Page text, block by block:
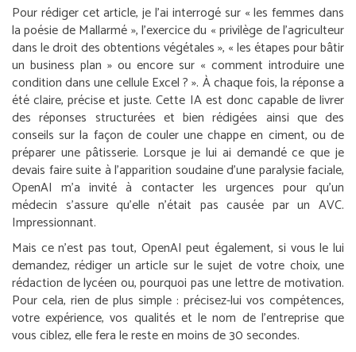
Pour rédiger cet article, je l’ai interrogé sur « les femmes dans
la poésie de Mallarmé », l’exercice du « privilège de l’agriculteur
dans le droit des obtentions végétales », « les étapes pour bâtir
un business plan » ou encore sur « comment introduire une
condition dans une cellule Excel ? ». À chaque fois, la réponse a
été claire, précise et juste. Cette IA est donc capable de livrer
des réponses structurées et bien rédigées ainsi que des
conseils sur la façon de couler une chappe en ciment, ou de
préparer une pâtisserie. Lorsque je lui ai demandé ce que je
devais faire suite à l’apparition soudaine d’une paralysie faciale,
OpenAI m’a invité à contacter les urgences pour qu’un
médecin s’assure qu’elle n’était pas causée par un AVC.
Impressionnant.
Mais ce n’est pas tout, OpenAI peut également, si vous le lui
demandez, rédiger un article sur le sujet de votre choix, une
rédaction de lycéen ou, pourquoi pas une lettre de motivation.
Pour cela, rien de plus simple : précisez-lui vos compétences,
votre expérience, vos qualités et le nom de l’entreprise que
vous ciblez, elle fera le reste en moins de 30 secondes.